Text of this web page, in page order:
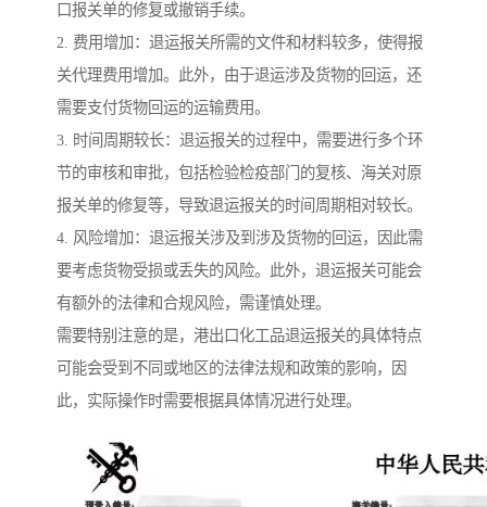
口报关单的修复或撤销手续。
2. 费用增加：退运报关所需的文件和材料较多，使得报
关代理费用增加。此外，由于退运涉及货物的回运，还
需要支付货物回运的运输费用。
3. 时间周期较长：退运报关的过程中，需要进行多个环
节的审核和审批，包括检验检疫部门的复核、海关对原
报关单的修复等，导致退运报关的时间周期相对较长。
4. 风险增加：退运报关涉及到涉及货物的回运，因此需
要考虑货物受损或丢失的风险。此外，退运报关可能会
有额外的法律和合规风险，需谨慎处理。
需要特别注意的是，港出口化工品退运报关的具体特点
可能会受到不同或地区的法律法规和政策的影响，因
此，实际操作时需要根据具体情况进行处理。